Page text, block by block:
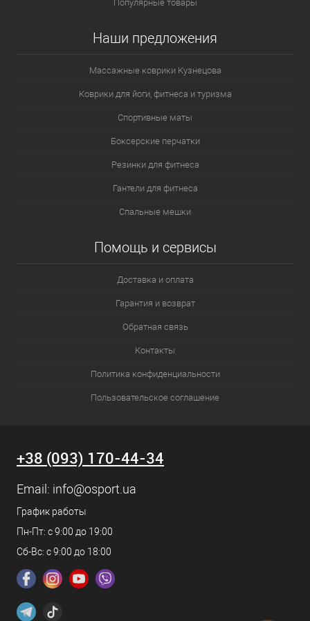
Популярные товары
Наши предложения
Массажные коврики Кузнецова
Коврики для йоги, фитнеса и туризма
Спортивные маты
Боксерские перчатки
Резинки для фитнеса
Гантели для фитнеса
Спальные мешки
Помощь и сервисы
Доставка и оплата
Гарантия и возврат
Обратная связь
Контакты
Политика конфиденциальности
Пользовательское соглашение
+38 (093) 170-44-34
Email: info@osport.ua
График работы
Пн-Пт: с 9:00 до 19:00
Сб-Вс: с 9:00 до 18:00